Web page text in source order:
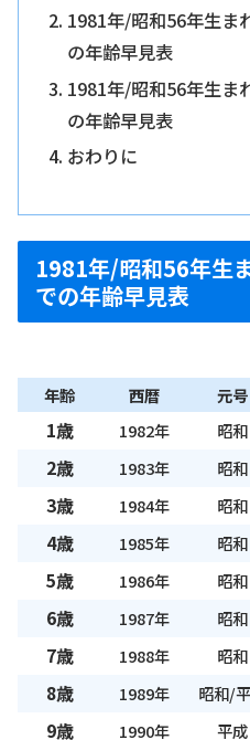
1981年/昭和56年生ま
の年齢早見表
1981年/昭和56年生ま
の年齢早見表
おわりに
1981年/昭和56年生
での年齢早見表
年齢 西暦 元号
1歳 1982年 昭和
2歳 1983年 昭和
3歳 1984年 昭和
4歳 1985年 昭和
5歳 1986年 昭和
6歳 1987年 昭和
7歳 1988年 昭和
8歳 1989年 昭和/
9歳 1990年 平成